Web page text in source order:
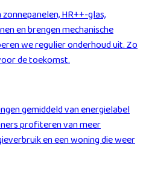
HR++-glas,
en brengen mechanische
we regulier onderhoud uit. Zo
de toekomst.
gemiddeld van energielabel
profiteren van meer
en een woning die weer